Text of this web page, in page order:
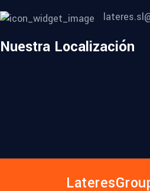
Nuestra Localización